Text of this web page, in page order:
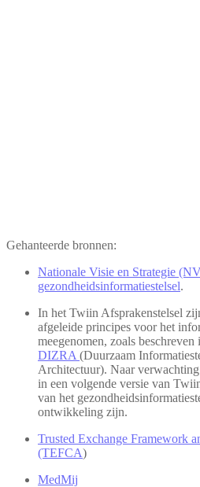
Gehanteerde bronnen:
Nationale Visie en Strategie
gezondheidsinformatiestelsel.
In het Twiin Afsprakenstelsel
afgeleide principes voor het
meegenomen, zoals
DIZRA (Duurzaam
Architectuur). Naar
in een volgende versie van
van het
ontwikkeling zijn.
Trusted Exchange Framework
(TEFCA)
MedMij